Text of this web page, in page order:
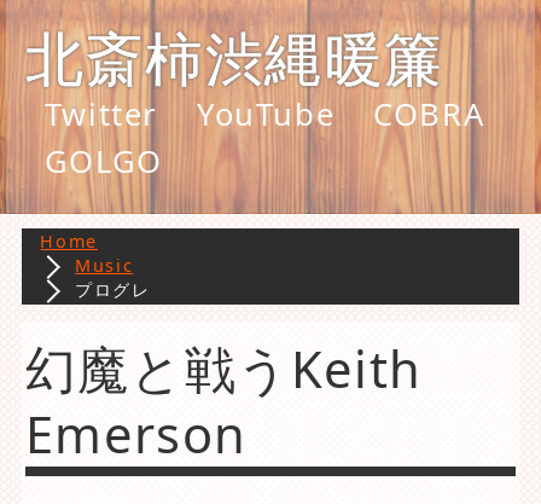
北斎柿渋縄暖簾
Twitter YouTube
COBRA
GOLGO
Home
Music
プログレ
幻魔と戦うKeith
Emerson